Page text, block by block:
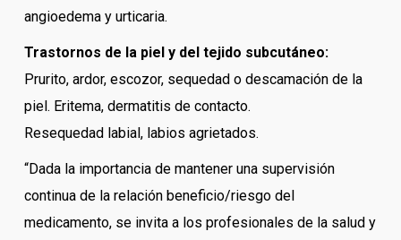
angioedema y urticaria.
Trastornos de la piel y del tejido subcutáneo:
Prurito, ardor, escozor, sequedad o descamación de la
piel. Eritema, dermatitis de contacto.
Resequedad labial, labios agrietados.
“Dada la importancia de mantener una supervisión
continua de la relación beneficio/riesgo del
medicamento, se invita a los profesionales de la salud y